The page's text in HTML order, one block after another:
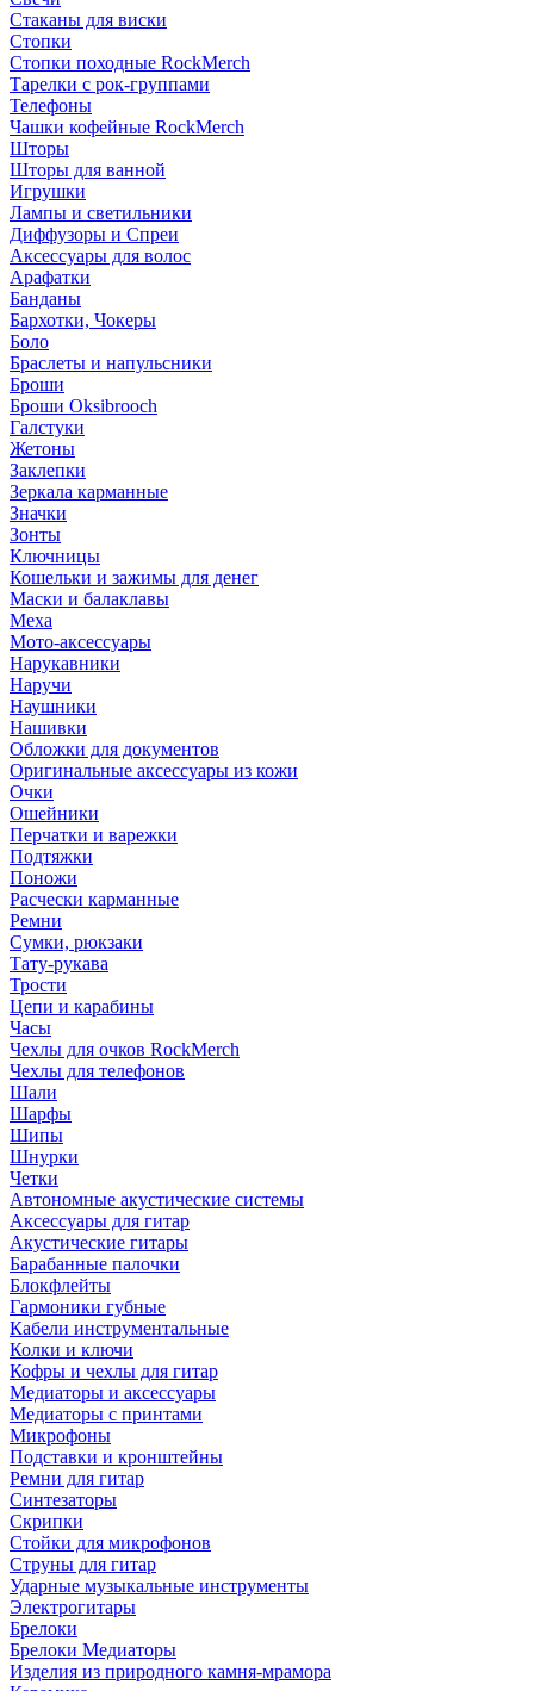
Стаканы для виски
Стопки
Стопки походные RockMerch
Тарелки с рок-группами
Телефоны
Чашки кофейные RockMerch
Шторы
Шторы для ванной
Игрушки
Лампы и светильники
Диффузоры и Спреи
Аксессуары для волос
Арафатки
Банданы
Бархотки, Чокеры
Боло
Браслеты и напульсники
Броши
Броши Oksibrooch
Галстуки
Жетоны
Заклепки
Зеркала карманные
Значки
Зонты
Ключницы
Кошельки и зажимы для денег
Маски и балаклавы
Меха
Мото-аксессуары
Нарукавники
Наручи
Наушники
Нашивки
Обложки для документов
Оригинальные аксессуары из кожи
Очки
Ошейники
Перчатки и варежки
Подтяжки
Поножи
Расчески карманные
Ремни
Сумки, рюкзаки
Тату-рукава
Трости
Цепи и карабины
Часы
Чехлы для очков RockMerch
Чехлы для телефонов
Шали
Шарфы
Шипы
Шнурки
Четки
Автономные акустические системы
Аксессуары для гитар
Акустические гитары
Барабанные палочки
Блокфлейты
Гармоники губные
Кабели инструментальные
Колки и ключи
Кофры и чехлы для гитар
Медиаторы и аксессуары
Медиаторы с принтами
Микрофоны
Подставки и кронштейны
Ремни для гитар
Синтезаторы
Скрипки
Стойки для микрофонов
Струны для гитар
Ударные музыкальные инструменты
Электрогитары
Брелоки
Брелоки Медиаторы
Изделия из природного камня-мрамора